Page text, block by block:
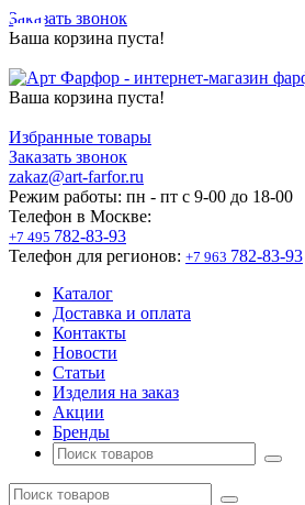
Заказать звонок
Ваша корзина пуста!
Ваша корзина пуста!
Избранные товары
Заказать звонок
zakaz@art-farfor.ru
Режим работы: пн - пт c 9-00 до 18-00
Телефон в Москве:
+7 495 782-83-93
Телефон для регионов: +7 963 782-83-93
Каталог
Доставка и оплата
Контакты
Новости
Статьи
Изделия на заказ
Акции
Бренды